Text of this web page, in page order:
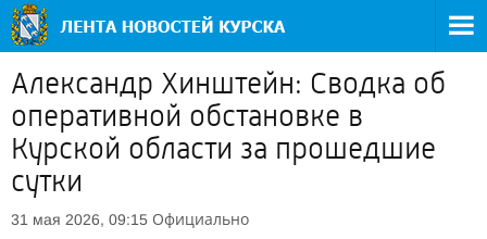
Александр Хинштейн: Сводка об
оперативной обстановке в
Курской области за прошедшие
сутки
31 мая 2026, 09:15 Официально